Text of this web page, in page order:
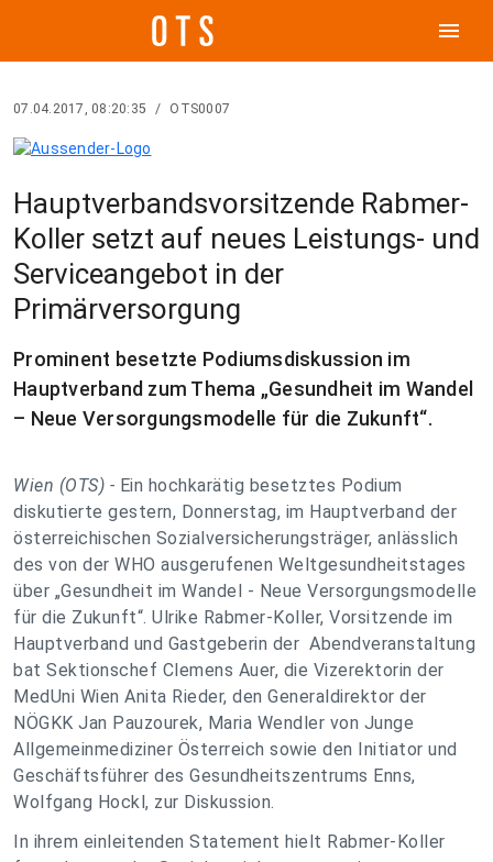
menu
07.04.2017, 08:20:35 / OTS0007
Hauptverbandsvorsitzende Rabmer-
Koller setzt auf neues Leistungs- und
Serviceangebot in der
Primärversorgung
Prominent besetzte Podiumsdiskussion im
Hauptverband zum Thema „Gesundheit im Wandel
– Neue Versorgungsmodelle für die Zukunft“.
Wien (OTS) - Ein hochkarätig besetztes Podium
diskutierte gestern, Donnerstag, im Hauptverband der
österreichischen Sozialversicherungsträger, anlässlich
des von der WHO ausgerufenen Weltgesundheitstages
über „Gesundheit im Wandel - Neue Versorgungsmodelle
für die Zukunft“. Ulrike Rabmer-Koller, Vorsitzende im
Hauptverband und Gastgeberin der Abendveranstaltung
bat Sektionschef Clemens Auer, die Vizerektorin der
MedUni Wien Anita Rieder, den Generaldirektor der
NÖGKK Jan Pauzourek, Maria Wendler von Junge
Allgemeinmediziner Österreich sowie den Initiator und
Geschäftsführer des Gesundheitszentrums Enns,
Wolfgang Hockl, zur Diskussion.
In ihrem einleitenden Statement hielt Rabmer-Koller